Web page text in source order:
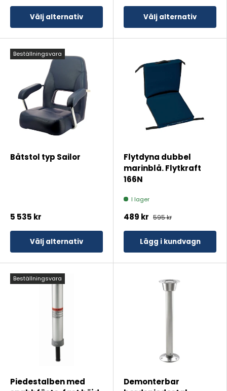
Välj alternativ Välj alternativ
Beställningsvara
Båtstol typ Sailor
5 535 kr
Välj alternativ
Flytdyna dubbel
marinblå. Flytkraft
166N
I lager
489 kr 595 kr
Lägg i kundvagn
Beställningsvara
Piedestalben med
Demonterbar